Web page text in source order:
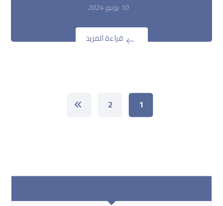
10 يونيو 2024
قراءة المزيد
1
2